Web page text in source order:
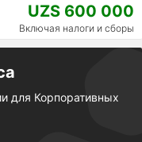
UZS 600 000
Включая налоги и сборы
для Корпоративных